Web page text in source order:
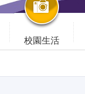
校園生活